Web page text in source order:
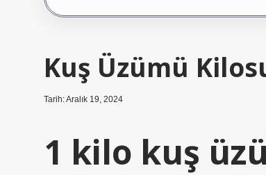
Kuş Üzümü
Tarih: Aralık 19, 2024
1 kilo kuş